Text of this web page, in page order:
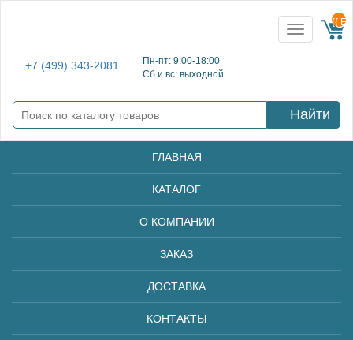
+7 (499) 343-2081
Пн-пт: 9:00-18:00
Сб и вс: выходной
Toggle
navigation
{{
Найти
ГЛАВНАЯ
КАТАЛОГ
О КОМПАНИИ
ЗАКАЗ
ДОСТАВКА
КОНТАКТЫ